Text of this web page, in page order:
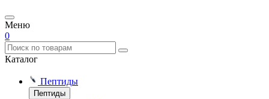
Меню
0
Каталог
Пептиды
Пептиды